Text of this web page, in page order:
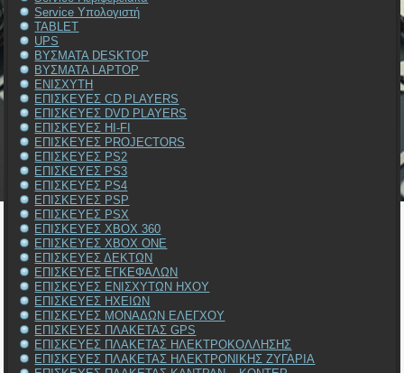
Service Υπολογιστή
TABLET
UPS
ΒΥΣΜΑΤΑ DESKTOP
ΒΥΣΜΑΤΑ LAPTOP
ΕΝΙΣΧΥΤΗ
ΕΠΙΣΚΕΥΕΣ CD PLAYERS
ΕΠΙΣΚΕΥΕΣ DVD PLAYERS
ΕΠΙΣΚΕΥΕΣ HI-FI
ΕΠΙΣΚΕΥΕΣ PROJECTORS
ΕΠΙΣΚΕΥΕΣ PS2
ΕΠΙΣΚΕΥΕΣ PS3
ΕΠΙΣΚΕΥΕΣ PS4
ΕΠΙΣΚΕΥΕΣ PSP
ΕΠΙΣΚΕΥΕΣ PSX
ΕΠΙΣΚΕΥΕΣ XBOX 360
ΕΠΙΣΚΕΥΕΣ XBOX ONE
ΕΠΙΣΚΕΥΕΣ ΔΕΚΤΩΝ
ΕΠΙΣΚΕΥΕΣ ΕΓΚΕΦΑΛΩΝ
ΕΠΙΣΚΕΥΕΣ ΕΝΙΣΧΥΤΩΝ ΗΧΟΥ
ΕΠΙΣΚΕΥΕΣ ΗΧΕΙΩΝ
ΕΠΙΣΚΕΥΕΣ ΜΟΝΑΔΩΝ ΕΛΕΓΧΟΥ
ΕΠΙΣΚΕΥΕΣ ΠΛΑΚΕΤΑΣ GPS
ΕΠΙΣΚΕΥΕΣ ΠΛΑΚΕΤΑΣ ΗΛΕΚΤΡΟΚΟΛΛΗΣΗΣ
ΕΠΙΣΚΕΥΕΣ ΠΛΑΚΕΤΑΣ ΗΛΕΚΤΡΟΝΙΚΗΣ ΖΥΓΑΡΙΑ